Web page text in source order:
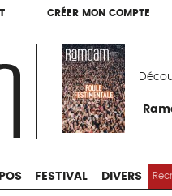
CRÉER MON COMPTE
CRÉER MON COMPTE
PUBLIC EXPOS
FESTIVAL DIVERS